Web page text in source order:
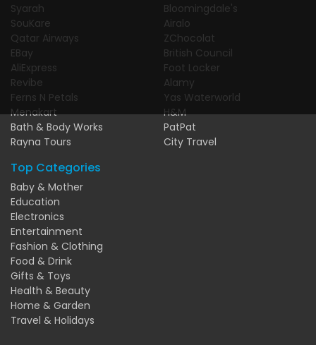
Syarah
SouKare
Qatar Airways
EBay
AliExpress
Revibe
Ferns N Petals
Menakart
Bath & Body Works
Rayna Tours
Bloomingdale's
Airalo
ZChocolat
British Council
Foot Locker
Alamy
Yas Waterworld
H&M
PatPat
City Travel
Top Categories
Baby & Mother
Education
Electronics
Entertainment
Fashion & Clothing
Food & Drink
Gifts & Toys
Health & Beauty
Home & Garden
Travel & Holidays